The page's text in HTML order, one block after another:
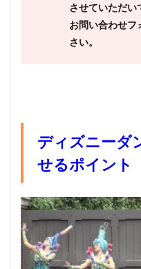
させていただい
お問い合わせフ
さい。
ディズニーダ
せるポイント